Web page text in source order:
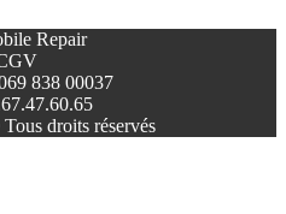
Repair
838 00037
droits réservés